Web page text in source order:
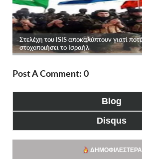
Post A Comment: 0
Blog
Disqus
ΔΗΜΟΦΙΛΈΣΤΕΡΑ